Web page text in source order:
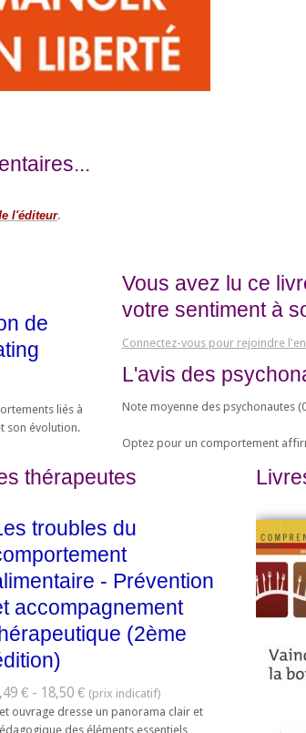
l'éditeur.
de
liés à
son évolution.
Vous avez lu ce
votre sentiment à
Connectez-vous pour rejoindre
L'avis des
Note moyenne des psychonautes (
Optez pour un comportement
thérapeutes
troubles du
- Prévention
accompagnement
(2ème
€ - 18,50 €
ouvrage dresse un panorama clair et
des éléments essentiels